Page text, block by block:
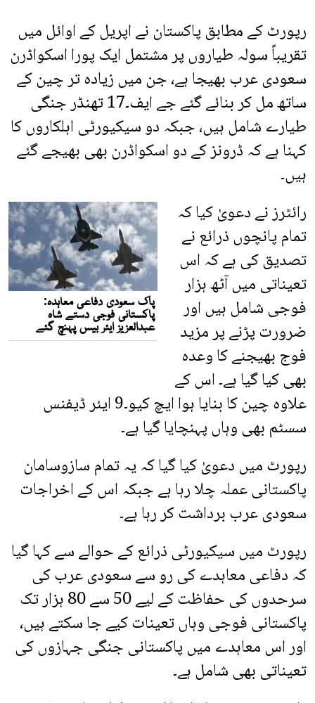
رپورٹ کے مطابق پاکستان نے اپریل کے اوائل میں
تقریباً سولہ طیاروں پر مشتمل ایک پورا اسکواڈرن
سعودی عرب بھیجا ہے، جن میں زیادہ تر چین کے
ساتھ مل کر بنائے گئے جے ایف۔17 تھنڈر جنگی
طیارے شامل ہیں، جبکہ دو سیکیورٹی اہلکاروں کا
کہنا ہے کہ ڈرونز کے دو اسکواڈرن بھی بھیجے گئے
ہیں۔
رائٹرز نے دعویٰ کیا کہ
تمام پانچوں ذرائع نے
تصدیق کی ہے کہ اس
تعیناتی میں آٹھ ہزار
فوجی شامل ہیں اور
ضرورت پڑنے پر مزید
فوج بھیجنے کا وعدہ
بھی کیا گیا ہے۔ اس کے
علاوہ چین کا بنایا ہوا ایچ کیو۔9 ایئر ڈیفنس
سسٹم بھی وہاں پہنچایا گیا ہے۔
رپورٹ میں دعویٰ کیا گیا کہ یہ تمام سازوسامان
پاکستانی عملہ چلا رہا ہے جبکہ اس کے اخراجات
سعودی عرب برداشت کر رہا ہے۔
رپورٹ میں سیکیورٹی ذرائع کے حوالے سے کہا گیا
کہ دفاعی معاہدے کی رو سے سعودی عرب کی
سرحدوں کی حفاظت کے لیے 50 سے 80 ہزار تک
پاکستانی فوجی وہاں تعینات کیے جا سکتے ہیں،
اور اس معاہدے میں پاکستانی جنگی جہازوں کی
تعیناتی بھی شامل ہے۔